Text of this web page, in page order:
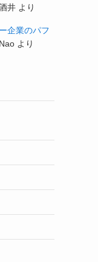
井 より
企業のパフ
Nao より